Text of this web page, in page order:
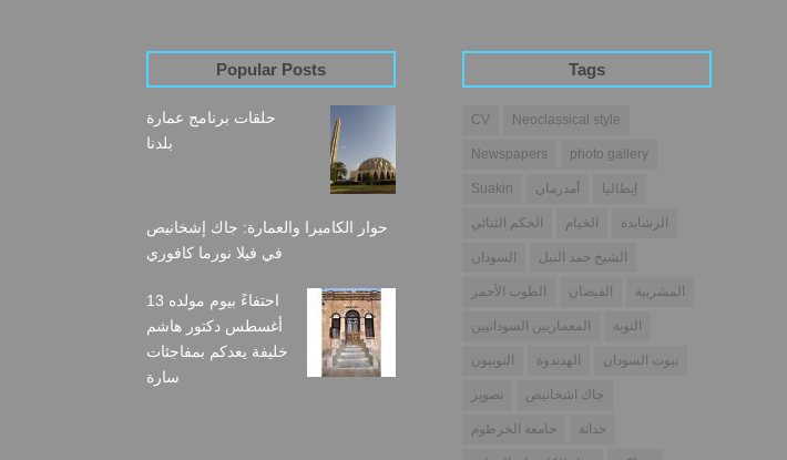
Popular Posts
حلقات برنامج عمارة
بلدنا
حوار الكاميرا والعمارة: جاك إشخانيص
في فيلا نورما كافوري
احتفاءً بيوم مولده 13
أغسطس دكتور هاشم
خليفة يعدكم بمفاجئات
سارة
Tags
CV Neoclassical style
Newspapers photo gallery
Suakin أمدرمان إيطاليا
الحكم الثنائي الخيام الرشايدة
السودان الشيخ حمد النيل
الطوب الأحمر الفيضان المشربية
المعماريين السودانيين النوبة
النوبيون الهدندوة بيوت السودان
تصوير جاك اشخانيص
جامعة الخرطوم حداثة